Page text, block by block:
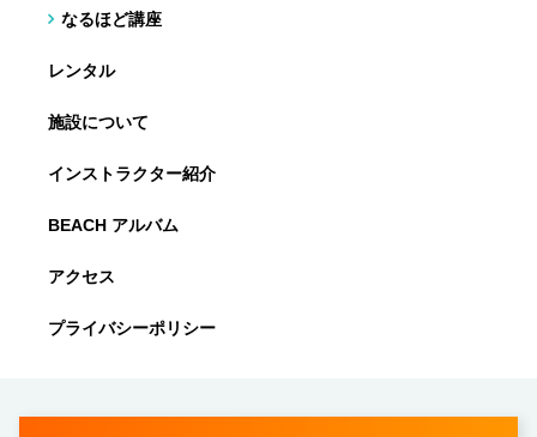
なるほど講座
レンタル
施設について
インストラクター紹介
BEACH アルバム
アクセス
プライバシーポリシー